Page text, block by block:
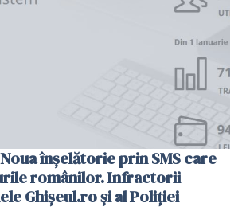
înșelătorie prin SMS care
românilor. Infractorii
Ghișeul.ro și al Poliției